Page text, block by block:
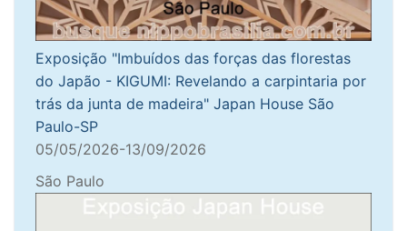
Exposição "Imbuídos das forças das florestas
do Japão - KIGUMI: Revelando a carpintaria por
trás da junta de madeira" Japan House São
Paulo-SP
05/05/2026-13/09/2026
São Paulo